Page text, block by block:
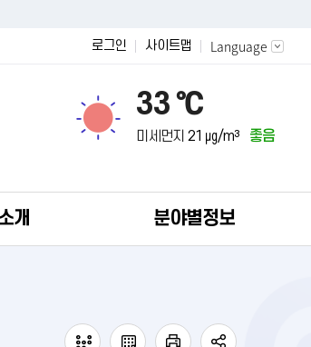
로그인 사이트맵 Language
33 ℃
미세먼지 21 ㎍/m³ 좋음
개 분야별정보